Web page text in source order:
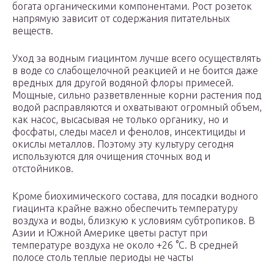
богата органическими компонентами. Рост розеток
напрямую зависит от содержания питательных
веществ.
Уход за водным гиацинтом лучше всего осуществлять
в воде со слабощелочной реакцией и не боится даже
вредных для другой водяной флоры примесей.
Мощные, сильно разветвленные корни растения под
водой расправляются и охватывают огромный объем,
как насос, высасывая не только органику, но и
фосфаты, следы масел и фенолов, инсектициды и
окислы металлов. Поэтому эту культуру сегодня
используются для очищения сточных вод и
отстойников.
Кроме биохимического состава, для посадки водного
гиацинта крайне важно обеспечить температуру
воздуха и воды, близкую к условиям субтропиков. В
Азии и Южной Америке цветы растут при
температуре воздуха не около +26 °C. В средней
полосе столь теплые периоды не часты